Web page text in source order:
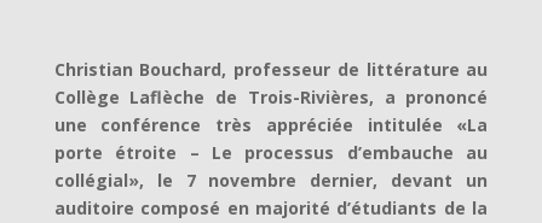
Christian Bouchard, professeur de littérature au
Collège Laflèche de Trois-Rivières, a prononcé
une conférence très appréciée intitulée «La
porte étroite – Le processus d’embauche au
collégial», le 7 novembre dernier, devant un
auditoire composé en majorité d’étudiants de la